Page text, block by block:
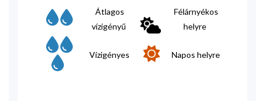
Átlagos
vízigényű
Félárnyékos
helyre
Vízigényes Napos helyre